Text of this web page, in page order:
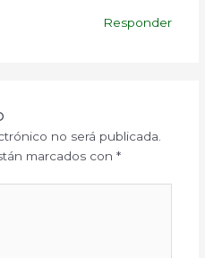
Responder
no será publicada.
marcados con *